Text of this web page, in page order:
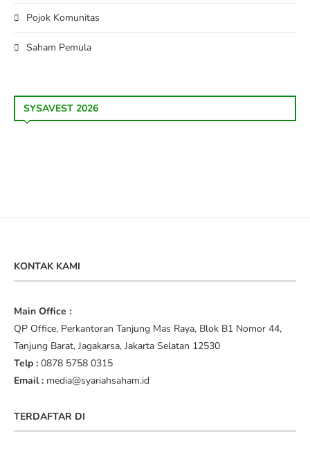
Pojok Komunitas
Saham Pemula
SYSAVEST 2026
KONTAK KAMI
Main Office :
QP Office, Perkantoran Tanjung Mas Raya, Blok B1 Nomor 44,
Tanjung Barat, Jagakarsa, Jakarta Selatan 12530
Telp : 0878 5758 0315
Email : media@syariahsaham.id
TERDAFTAR DI